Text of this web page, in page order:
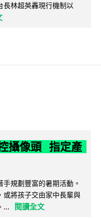
長林超英轟現行機制以
攝像頭 指定產
規劃豐富的暑期活動。
或將孩子交由家中長輩與
...
閱讀全文